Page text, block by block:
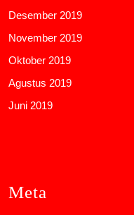
Desember 2019
November 2019
Oktober 2019
Agustus 2019
Juni 2019
Meta